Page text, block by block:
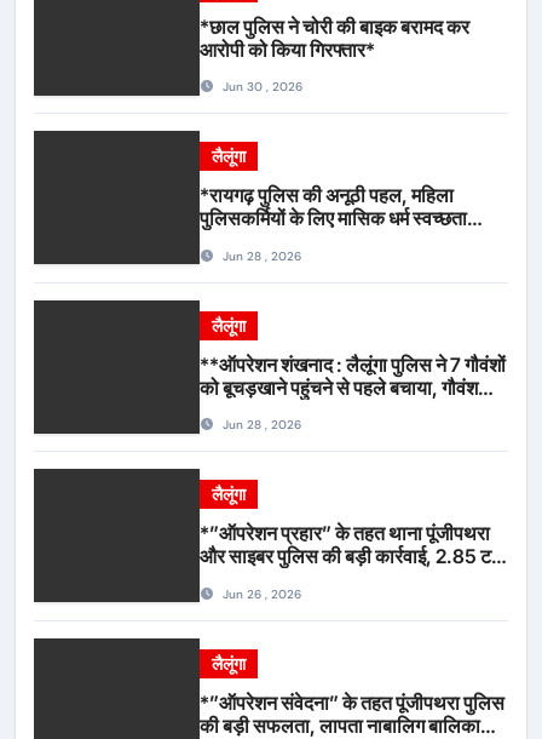
*छाल पुलिस ने चोरी की बाइक बरामद कर
आरोपी को किया गिरफ्तार*
Jun 30 , 2026
लैलूंगा
*रायगढ़ पुलिस की अनूठी पहल, महिला
पुलिसकर्मियों के लिए मासिक धर्म स्वच्छता
Jun 28 , 2026
लैलूंगा
**ऑपरेशन शंखनाद : लैलूंगा पुलिस ने 7 गौवंशों
को बूचड़खाने पहुंचने से पहले बचाया, गौवंश
Jun 28 , 2026
लैलूंगा
*”ऑपरेशन प्रहार” के तहत थाना पूंजीपथरा
और साइबर पुलिस की बड़ी कार्रवाई, 2.85 टन
Jun 26 , 2026
लैलूंगा
*”ऑपरेशन संवेदना” के तहत पूंजीपथरा पुलिस
की बड़ी सफलता, लापता नाबालिग बालिका